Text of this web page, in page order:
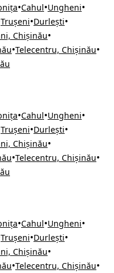
•Cahul•Ungheni•
Trușeni•Durlești•
Chișinău•
•Telecentru, Chișinău•
•Cahul•Ungheni•
Trușeni•Durlești•
Chișinău•
•Telecentru, Chișinău•
•Cahul•Ungheni•
Trușeni•Durlești•
Chișinău•
•Telecentru, Chișinău•